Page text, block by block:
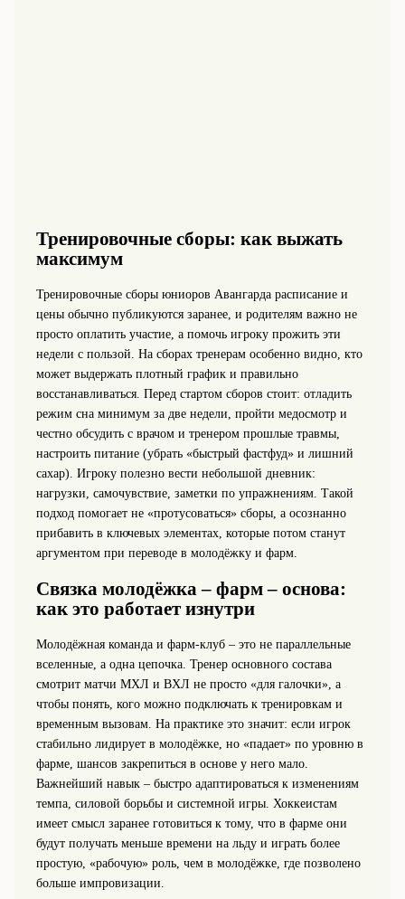
Тренировочные сборы: как выжать
максимум
Тренировочные сборы юниоров Авангарда расписание и
цены обычно публикуются заранее, и родителям важно не
просто оплатить участие, а помочь игроку прожить эти
недели с пользой. На сборах тренерам особенно видно, кто
может выдержать плотный график и правильно
восстанавливаться. Перед стартом сборов стоит: отладить
режим сна минимум за две недели, пройти медосмотр и
честно обсудить с врачом и тренером прошлые травмы,
настроить питание (убрать «быстрый фастфуд» и лишний
сахар). Игроку полезно вести небольшой дневник:
нагрузки, самочувствие, заметки по упражнениям. Такой
подход помогает не «протусоваться» сборы, а осознанно
прибавить в ключевых элементах, которые потом станут
аргументом при переводе в молодёжку и фарм.
Связка молодёжка – фарм – основа:
как это работает изнутри
Молодёжная команда и фарм-клуб – это не параллельные
вселенные, а одна цепочка. Тренер основного состава
смотрит матчи МХЛ и ВХЛ не просто «для галочки», а
чтобы понять, кого можно подключать к тренировкам и
временным вызовам. На практике это значит: если игрок
стабильно лидирует в молодёжке, но «падает» по уровню в
фарме, шансов закрепиться в основе у него мало.
Важнейший навык – быстро адаптироваться к изменениям
темпа, силовой борьбы и системной игры. Хоккеистам
имеет смысл заранее готовиться к тому, что в фарме они
будут получать меньше времени на льду и играть более
простую, «рабочую» роль, чем в молодёжке, где позволено
больше импровизации.